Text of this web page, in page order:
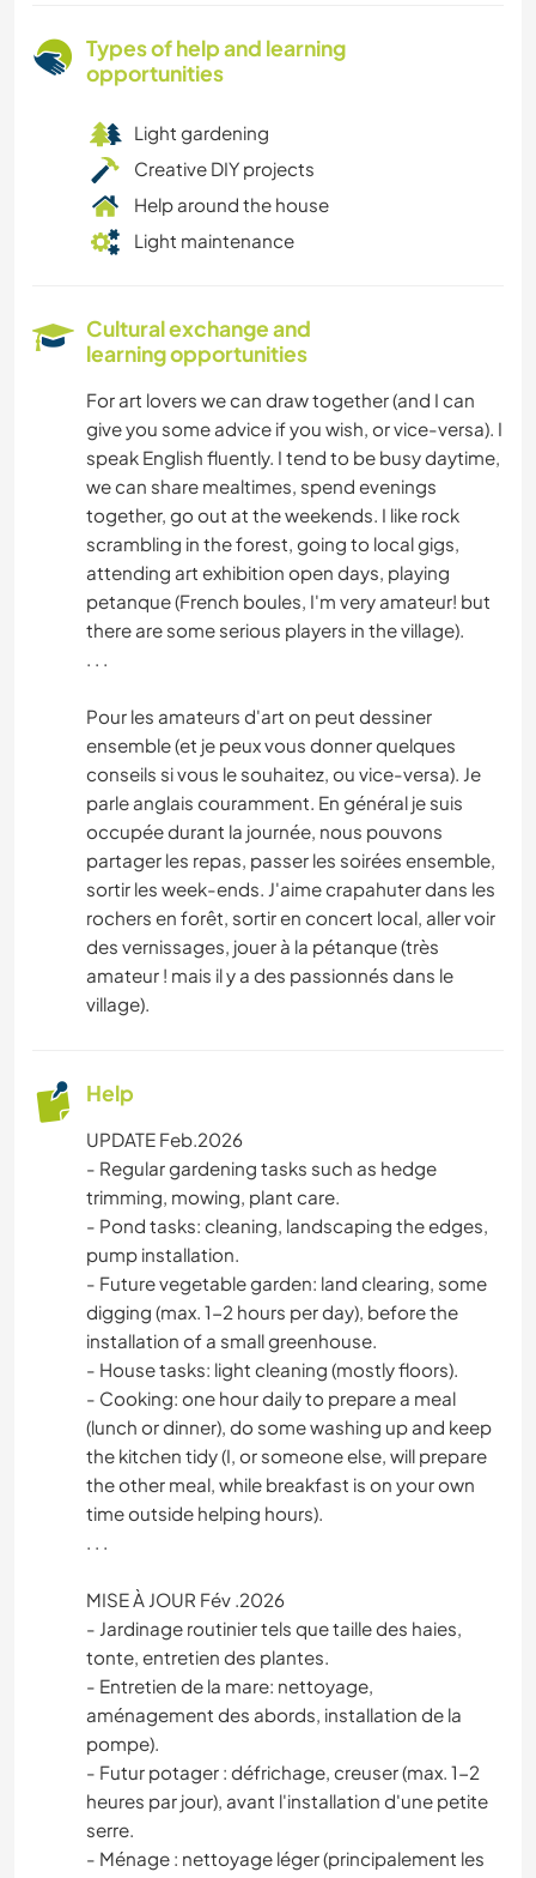
Types of help and learning
opportunities
Light gardening
Creative DIY projects
Help around the house
Light maintenance
Cultural exchange and
learning opportunities
For art lovers we can draw together (and I can
give you some advice if you wish, or vice-versa). I
speak English fluently. I tend to be busy daytime,
we can share mealtimes, spend evenings
together, go out at the weekends. I like rock
scrambling in the forest, going to local gigs,
attending art exhibition open days, playing
petanque (French boules, I'm very amateur! but
there are some serious players in the village).
. . .
Pour les amateurs d'art on peut dessiner
ensemble (et je peux vous donner quelques
conseils si vous le souhaitez, ou vice-versa). Je
parle anglais couramment. En général je suis
occupée durant la journée, nous pouvons
partager les repas, passer les soirées ensemble,
sortir les week-ends. J'aime crapahuter dans les
rochers en forêt, sortir en concert local, aller voir
des vernissages, jouer à la pétanque (très
amateur ! mais il y a des passionnés dans le
village).
Help
UPDATE Feb.2026
- Regular gardening tasks such as hedge
trimming, mowing, plant care.
- Pond tasks: cleaning, landscaping the edges,
pump installation.
- Future vegetable garden: land clearing, some
digging (max. 1-2 hours per day), before the
installation of a small greenhouse.
- House tasks: light cleaning (mostly floors).
- Cooking: one hour daily to prepare a meal
(lunch or dinner), do some washing up and keep
the kitchen tidy (I, or someone else, will prepare
the other meal, while breakfast is on your own
time outside helping hours).
. . .
MISE À JOUR Fév .2026
- Jardinage routinier tels que taille des haies,
tonte, entretien des plantes.
- Entretien de la mare: nettoyage,
aménagement des abords, installation de la
pompe).
- Futur potager : défrichage, creuser (max. 1-2
heures par jour), avant l'installation d'une petite
serre.
- Ménage : nettoyage léger (principalement les